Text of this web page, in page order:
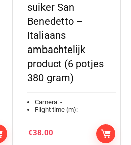
suiker San
Benedetto –
Italiaans
ambachtelijk
product (6 potjes
380 gram)
Camera: -
Flight time (m): -
€38.00